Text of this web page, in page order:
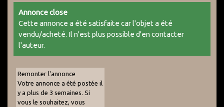
Annonce close
Cette annonce a été satisfaite car l'objet a été
vendu/acheté. Il n'est plus possible d'en contacter
l'auteur.
Remonter l'annonce
Votre annonce a été postée il
y a plus de 3 semaines. Si
vous le souhaitez, vous